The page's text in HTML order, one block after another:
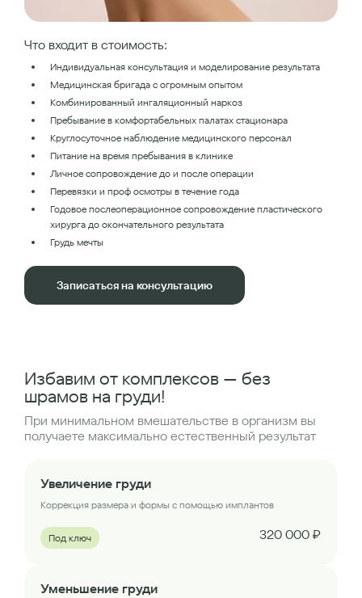
Что входит в стоимость:
Индивидуальная консультация и моделирование результата
Медицинская бригада с огромным опытом
Комбинированный ингаляционный наркоз
Пребывание в комфортабельных палатах стационара
Круглосуточное наблюдение медицинского персонал
Питание на время пребывания в клинике
Личное сопровождение до и после операции
Перевязки и проф осмотры в течение года
Годовое послеоперационное сопровождение пластического
хирурга до окончательного результата
Грудь мечты
Записаться на консультацию
Избавим от комплексов — без
шрамов на груди!
При минимальном вмешательстве в организм вы
получаете максимально естественный результат
Увеличение груди
Коррекция размера и формы с помощью имплантов
Под ключ 320 000 ₽
Уменьшение груди